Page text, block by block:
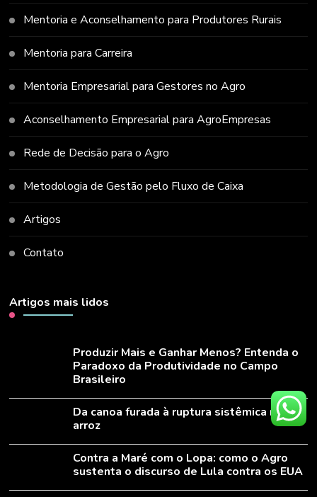
Mentoria e Aconselhamento para Produtores Rurais
Mentoria para Carreira
Mentoria Empresarial para Gestores no Agro
Aconselhamento Empresarial para AgroEmpresas
Rede de Decisão para o Agro
Metodologia de Gestão pelo Fluxo de Caixa
Artigos
Contato
Artigos mais lidos
Produzir Mais e Ganhar Menos? Entenda o
Paradoxo da Produtividade no Campo
Brasileiro
Da canoa furada à ruptura sistêmica no
arroz
Contra a Maré com o Lopa: como o Agro
sustenta o discurso de Lula contra os EUA